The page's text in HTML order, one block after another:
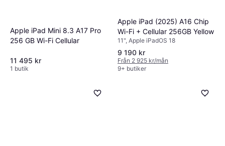
Apple iPad Mini 8.3 A17 Pro
256 GB Wi-Fi Cellular
11 495 kr
1 butik
Apple iPad (2025) A16 Chip
Wi-Fi + Cellular 256GB Yellow
11", Apple iPadOS 18
9 190 kr
Från 2 925 kr/mån
9+ butiker